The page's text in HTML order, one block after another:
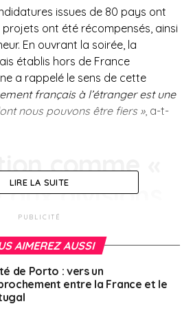
issues de 80 pays ont
projets ont été récompensés, ainsi
En ouvrant la soirée, la
établis hors de France
a rappelé le sens de cette
français à l’étranger est une
nous pouvons être fiers », a-t-
comme «
divisions
ont insisté sur la dimension
éducatif français à l’international,
marqué par les
l’Éducation nationale, Édouard
LIRE LA SUITE
PUBLICITÉ
AIMEREZ AUSSI
de Porto : vers un
entre la France et le